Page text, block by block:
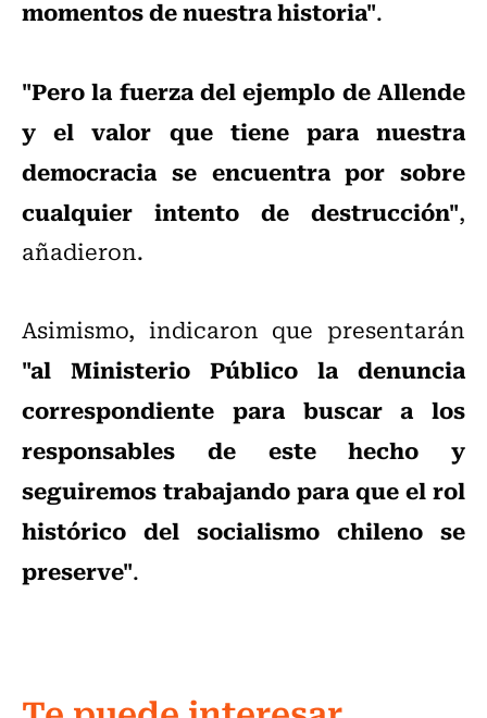
momentos de nuestra historia".
"Pero la fuerza del ejemplo de Allende
y el valor que tiene para nuestra
democracia se encuentra por sobre
cualquier intento de destrucción",
añadieron.
Asimismo, indicaron que presentarán
"al Ministerio Público la denuncia
correspondiente para buscar a los
responsables de este hecho y
seguiremos trabajando para que el rol
histórico del socialismo chileno se
preserve".